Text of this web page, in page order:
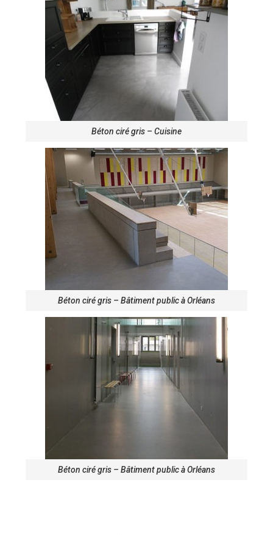
Béton ciré gris – Cuisine
Béton ciré gris – Bâtiment public à Orléans
Béton ciré gris – Bâtiment public à Orléans